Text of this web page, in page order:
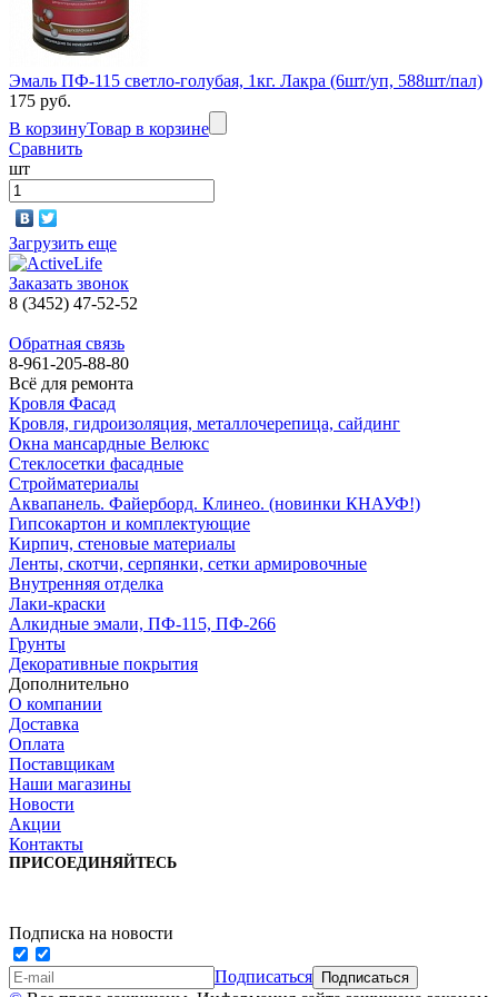
Эмаль ПФ-115 светло-голубая, 1кг. Лакра (6шт/уп, 588шт/пал)
175 руб.
В корзинуТовар в корзине
Сравнить
шт
Загрузить еще
Заказать звонок
8 (3452) 47-52-52
Обратная связь
8-961-205-88-80
Всё для ремонта
Кровля Фасад
Кровля, гидроизоляция, металлочерепица, сайдинг
Окна мансардные Велюкс
Стеклосетки фасадные
Стройматериалы
Аквапанель. Файерборд. Клинео. (новинки КНАУФ!)
Гипсокартон и комплектующие
Кирпич, стеновые материалы
Ленты, скотчи, серпянки, сетки армировочные
Внутренняя отделка
Лаки-краски
Алкидные эмали, ПФ-115, ПФ-266
Грунты
Декоративные покрытия
Дополнительно
О компании
Доставка
Оплата
Поставщикам
Наши магазины
Новости
Акции
Контакты
ПРИСОЕДИНЯЙТЕСЬ
Подписка на новости
Подписаться